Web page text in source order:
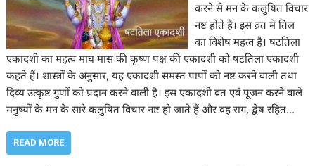
करने से मन के कलुषित विचार
नष्ट होते हैं। इस व्रत में तिल
का विशेष महत्व है। षटतिला
एकादशी का महत्व माघ मास की कृष्ण पक्ष की एकादशी को षटतिला एकादशी
कहते हैं। शास्त्रों के अनुसार, यह एकादशी समस्त पापों को नष्ट करने वाली तथा
दिव्य उत्कृष्ट गुणों को प्रदान करने वाली है। इस एकादशी व्रत एवं पूजन करने वाले
मनुष्यों के मन के सारे कलुषित विचार नष्ट हो जाते हैं और वह राग, द्वेष रहित…
READ MORE